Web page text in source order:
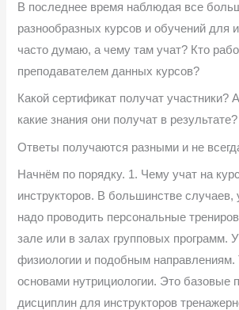
В последнее время наблюдая все
разнообразных курсов и обучений для
часто думаю, а чему там учат? Кто
преподавателем данных курсов?
Какой сертификат получат участники?
какие знания они получат в результате?
Ответы получаются разными и не
Начнём по порядку. 1. Чему учат на
инструкторов. В большинстве случаев,
надо проводить персональные
зале или в залах групповых программ.
физиологии и подобным направлениям.
основами нутрициологии. Это базовые
дисциплин для инструкторов